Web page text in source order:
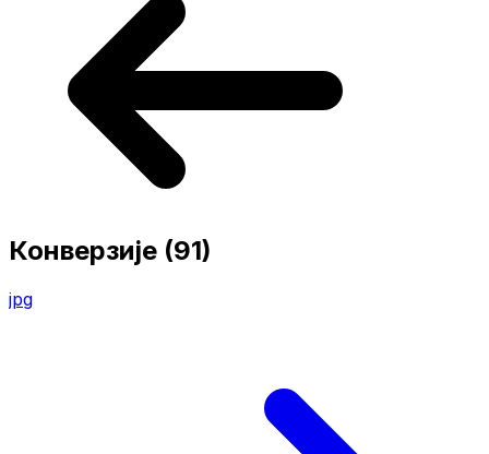
Конверзије (91)
jpg